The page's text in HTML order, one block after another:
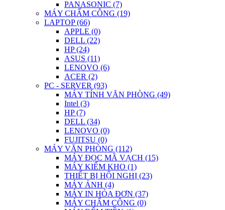
PANASONIC (7)
MÁY CHẤM CÔNG (19)
LAPTOP (66)
APPLE (0)
DELL (22)
HP (24)
ASUS (11)
LENOVO (6)
ACER (2)
PC - SERVER (93)
MÁY TÍNH VĂN PHÒNG (49)
Intel (3)
HP (7)
DELL (34)
LENOVO (0)
FUJITSU (0)
MÁY VĂN PHÒNG (112)
MÁY ĐỌC MÃ VẠCH (15)
MÁY KIỂM KHO (1)
THIẾT BỊ HỘI NGHỊ (23)
MÁY ẢNH (4)
MÁY IN HÓA ĐƠN (37)
MÁY CHẤM CÔNG (0)